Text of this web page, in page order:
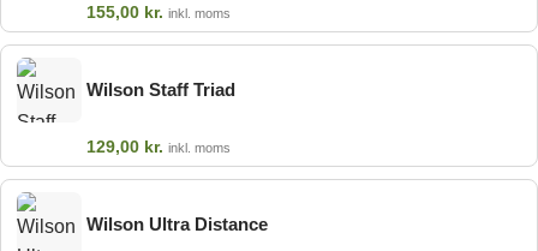
155,00 kr. inkl. moms
Wilson Staff Triad
129,00 kr. inkl. moms
Wilson Ultra Distance